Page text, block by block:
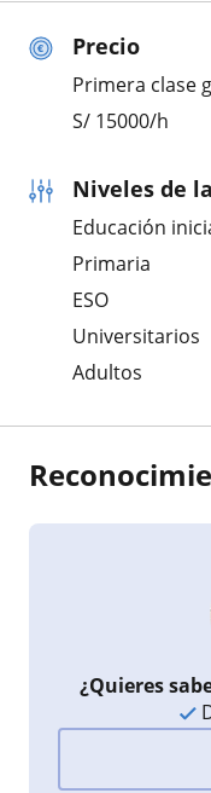
Precio
Primera clase
S/ 15000/h
Niveles de
Educación
Primaria
ESO
Universitarios
Adultos
¿Quieres